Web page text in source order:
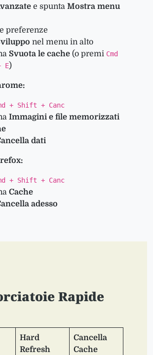
e spunta Mostra menu
preferenze
nel menu in alto
Svuota le cache (o premi Cmd
E)
+ Shift + Canc
Immagini e file memorizzati
dati
+ Shift + Canc
Cache
adesso
Rapide
Hard
Refresh
Cancella
Cache